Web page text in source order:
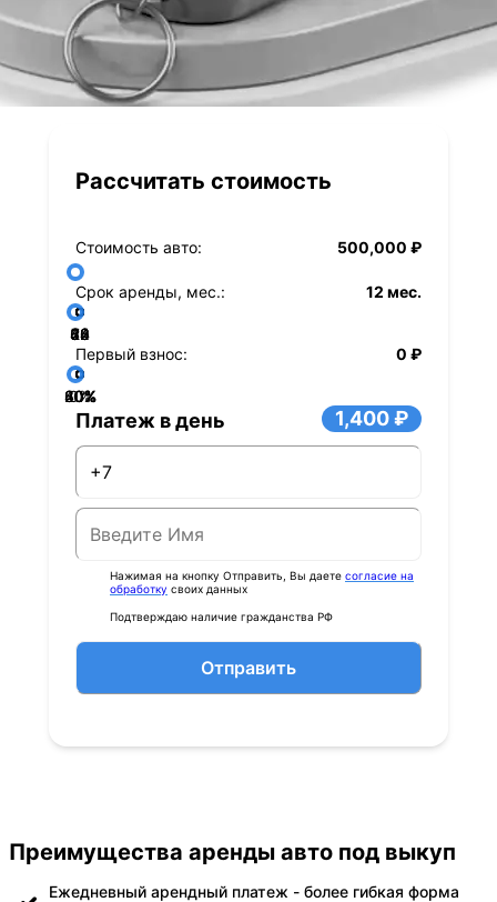
Рассчитать стоимость
Стоимость авто: 500,000 ₽
Срок аренды, мес.: 12 мес.
12
24
36
48
60
72
84
Первый взнос:
0 ₽
0%
20%
40%
60%
80%
Платеж в день 1,400 ₽
Нажимая на кнопку Отправить, Вы даете согласие на
обработку своих данных
Подтверждаю наличие гражданства РФ
Отправить
Преимущества аренды авто под выкуп
Ежедневный арендный платеж - более гибкая форма